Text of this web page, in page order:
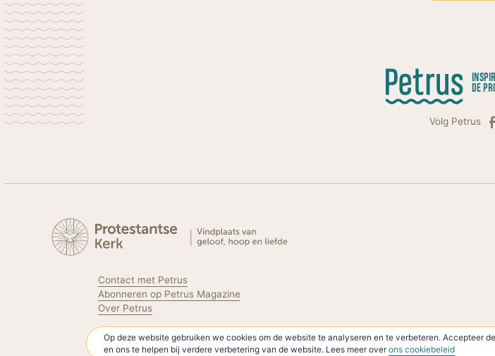
Op deze website gebruiken we cookies om de website te analyseren en te verbeteren. Accepteer
en ons te helpen bij verdere verbetering van de website. Lees meer over ons cookiebeleid
DE
Volg Petrus
Contact met Petrus
Abonneren op Petrus Magazine
Over Petrus
Volg de Protestantse Kerk